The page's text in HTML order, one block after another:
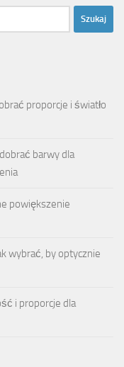
proporcje i światło
barwy dla
powiększenie
wybrać, by optycznie
i proporcje dla